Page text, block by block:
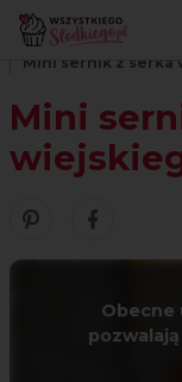
Strona główna
Mini sernik z serka
Mini
Zobacz nasze
Obecne